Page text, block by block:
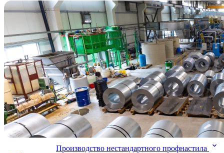
Производство нестандартного профнастила